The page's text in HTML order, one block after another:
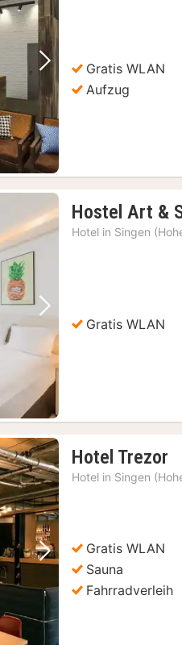
Nächstes Bild
Gratis WLAN
Aufzug
Nächstes Bild
Hostel Art &
Hotel in Singen
Gratis WLAN
Nächstes Bild
Hotel Trezor
Hotel in Singen
Gratis WLAN
Sauna
Fahrradverleih